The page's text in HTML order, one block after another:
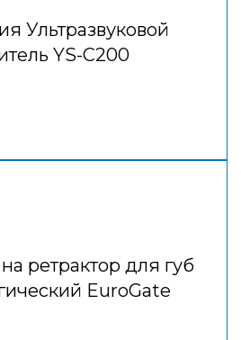
Ультразвуковой
YS-C200
ретрактор для губ
EuroGate